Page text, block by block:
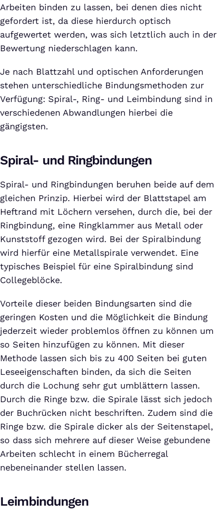
Arbeiten binden zu lassen, bei denen dies nicht
gefordert ist, da diese hierdurch optisch
aufgewertet werden, was sich letztlich auch in der
Bewertung niederschlagen kann.
Je nach Blattzahl und optischen Anforderungen
stehen unterschiedliche Bindungsmethoden zur
Verfügung: Spiral-, Ring- und Leimbindung sind in
verschiedenen Abwandlungen hierbei die
gängigsten.
Spiral- und Ringbindungen
Spiral- und Ringbindungen beruhen beide auf dem
gleichen Prinzip. Hierbei wird der Blattstapel am
Heftrand mit Löchern versehen, durch die, bei der
Ringbindung, eine Ringklammer aus Metall oder
Kunststoff gezogen wird. Bei der Spiralbindung
wird hierfür eine Metallspirale verwendet. Eine
typisches Beispiel für eine Spiralbindung sind
Collegeblöcke.
Vorteile dieser beiden Bindungsarten sind die
geringen Kosten und die Möglichkeit die Bindung
jederzeit wieder problemlos öffnen zu können um
so Seiten hinzufügen zu können. Mit dieser
Methode lassen sich bis zu 400 Seiten bei guten
Leseeigenschaften binden, da sich die Seiten
durch die Lochung sehr gut umblättern lassen.
Durch die Ringe bzw. die Spirale lässt sich jedoch
der Buchrücken nicht beschriften. Zudem sind die
Ringe bzw. die Spirale dicker als der Seitenstapel,
so dass sich mehrere auf dieser Weise gebundene
Arbeiten schlecht in einem Bücherregal
nebeneinander stellen lassen.
Leimbindungen